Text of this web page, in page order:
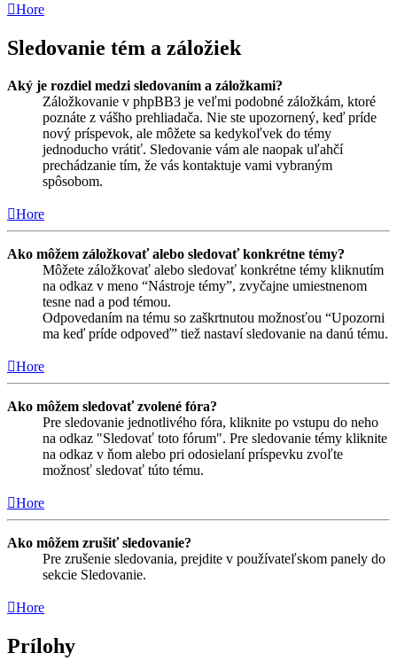
Hore
Sledovanie tém a záložiek
Aký je rozdiel medzi sledovaním a záložkami?
Záložkovanie v phpBB3 je veľmi podobné záložkám, ktoré
poznáte z vášho prehliadača. Nie ste upozornený, keď príde
nový príspevok, ale môžete sa kedykoľvek do témy
jednoducho vrátiť. Sledovanie vám ale naopak uľahčí
prechádzanie tím, že vás kontaktuje vami vybraným
spôsobom.
Hore
Ako môžem záložkovať alebo sledovať konkrétne témy?
Môžete záložkovať alebo sledovať konkrétne témy kliknutím
na odkaz v meno “Nástroje témy”, zvyčajne umiestnenom
tesne nad a pod témou.
Odpovedaním na tému so zaškrtnutou možnosťou “Upozorni
ma keď príde odpoveď” tiež nastaví sledovanie na danú tému.
Hore
Ako môžem sledovať zvolené fóra?
Pre sledovanie jednotlivého fóra, kliknite po vstupu do neho
na odkaz "Sledovať toto fórum". Pre sledovanie témy kliknite
na odkaz v ňom alebo pri odosielaní príspevku zvoľte
možnosť sledovať túto tému.
Hore
Ako môžem zrušiť sledovanie?
Pre zrušenie sledovania, prejdite v používateľskom panely do
sekcie Sledovanie.
Hore
Prílohy